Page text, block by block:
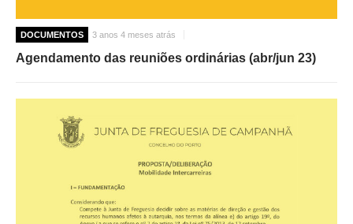
DOCUMENTOS 3 anos 4 meses atrás
Agendamento das reuniões ordinárias (abr/jun 23)